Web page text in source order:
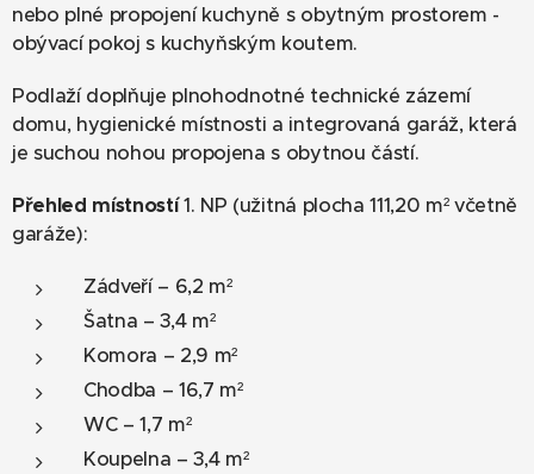
nebo plné propojení kuchyně s obytným prostorem -
obývací pokoj s kuchyňským koutem.
Podlaží doplňuje plnohodnotné technické zázemí
domu, hygienické místnosti a integrovaná garáž, která
je suchou nohou propojena s obytnou částí.
Přehled místností1. NP (užitná plocha 111,20 m² včetně
garáže):
Zádveří – 6,2 m²
Šatna – 3,4 m²
Komora – 2,9 m²
Chodba – 16,7 m²
WC – 1,7 m²
Koupelna – 3,4 m²